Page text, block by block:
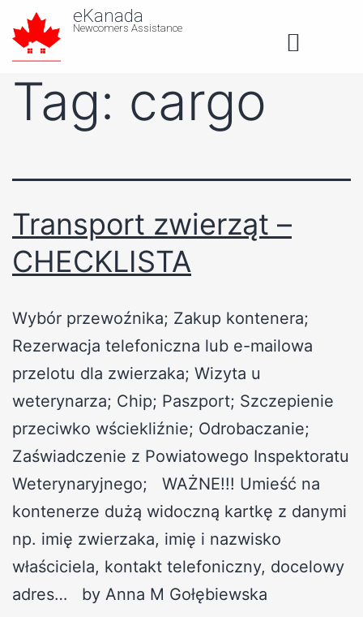
eKanada
Newcomers Assistance
Tag: cargo
Transport zwierząt –
CHECKLISTA
Wybór przewoźnika; Zakup kontenera;
Rezerwacja telefoniczna lub e-mailowa
przelotu dla zwierzaka; Wizyta u
weterynarza; Chip; Paszport; Szczepienie
przeciwko wściekliźnie; Odrobaczanie;
Zaświadczenie z Powiatowego Inspektoratu
Weterynaryjnego; WAŻNE!!! Umieść na
kontenerze dużą widoczną kartkę z danymi
np. imię zwierzaka, imię i nazwisko
właściciela, kontakt telefoniczny, docelowy
adres… by Anna M Gołębiewska